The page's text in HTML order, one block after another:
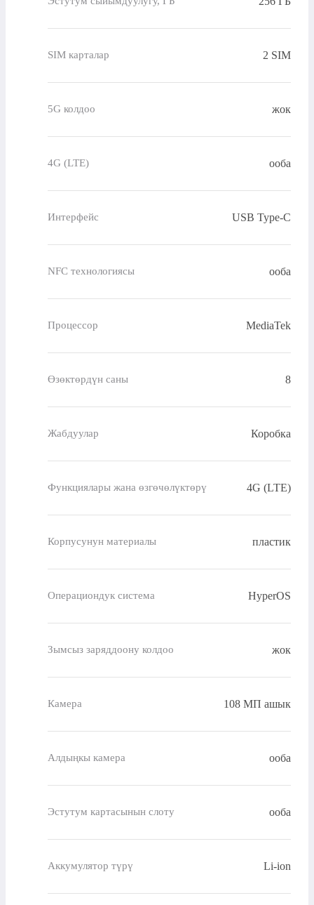
SIM карталар 2 SIM
5G колдоо жок
4G (LTE) ооба
Интерфейс USB Type-C
NFC технологиясы ооба
Процессор MediaTek
Өзөктөрдүн саны 8
Жабдуулар Коробка
Функциялары жана өзгөчөлүктөрү 4G (LTE)
Корпусунун материалы пластик
Операциондук система HyperOS
Зымсыз заряддоону колдоо жок
Камера 108 МП ашык
Алдыңкы камера ооба
Эстутум картасынын слоту ооба
Аккумулятор түрү Li-ion